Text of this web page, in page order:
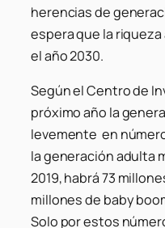
herencias de
espera que la
el año 2030.
Según el Centro de
próximo año la
levemente en
la generación adulta
2019, habrá 73
millones de baby
Solo por estos